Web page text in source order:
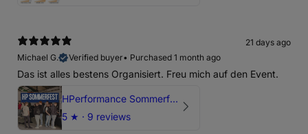
21 days ago
Michael G.
Verified buyer• Purchased 1 month ago
Das ist alles bestens Organisiert. Freu mich auf den Event.
HPerformance Sommerfest 2026
5 ★ · 9 reviews